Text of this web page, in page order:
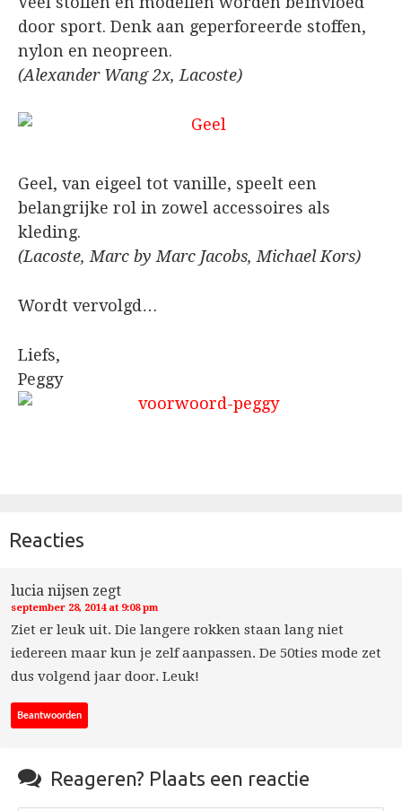
door sport. Denk aan geperforeerde stoffen,
nylon en neopreen.
(Alexander Wang 2x, Lacoste)
Geel, van eigeel tot vanille, speelt een
belangrijke rol in zowel accessoires als
kleding.
(Lacoste, Marc by Marc Jacobs, Michael Kors)
Wordt vervolgd…
Liefs,
Peggy
Reacties
lucia nijsen zegt
september 28, 2014 at 9:08 pm
Ziet er leuk uit. Die langere rokken staan lang niet
iedereen maar kun je zelf aanpassen. De 50ties mode zet
dus volgend jaar door. Leuk!
Beantwoorden
 Reageren? Plaats een reactie